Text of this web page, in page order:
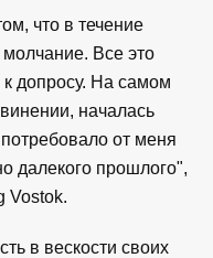
что в течение
Все это
допросу. На самом
началась
от меня
далекого прошлого",
Vostok.
в вескости своих